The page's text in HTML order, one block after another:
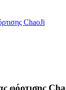
ChaoJi
φόρτισης